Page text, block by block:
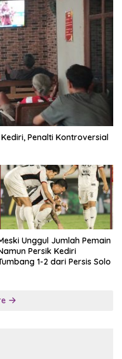
Penalti Kontroversial
Unggul Jumlah Pemain
Persik Kediri
1-2 dari Persis Solo